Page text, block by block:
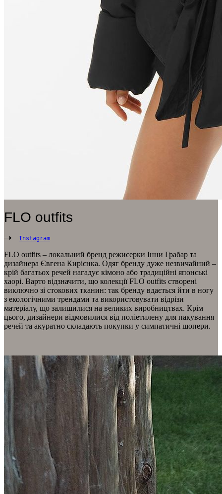
FLO outfits
Instagram
FLO outfits – локальний бренд режисерки Інни Грабар та
дизайнера Євгена Кирієнка. Одяг бренду дуже незвичайний –
крій багатьох речей нагадує кімоно або традиційні японські
хаорі. Варто відзначити, що колекції FLO outfits створені
виключно зі стокових тканин: так бренду вдається йти в ногу
з екологічними трендами та використовувати відрізи
матеріалу, що залишилися на великих виробництвах. Крім
цього, дизайнери відмовилися від поліетилену для пакування
речей та акуратно складають покупки у симпатичні шопери.